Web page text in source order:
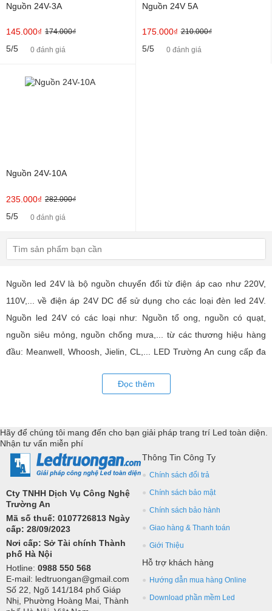
Nguồn 24V-3A
145.000₫ 174.000₫
5/5 0 đánh giá
Nguồn 24V 5A
175.000₫ 210.000₫
5/5 0 đánh giá
Nguồn 24V-10A
235.000₫ 282.000₫
5/5 0 đánh giá
Nguồn led 24V là bộ nguồn chuyển đổi từ điện áp cao như 220V,
110V,... về điện áp 24V DC để sử dụng cho các loại đèn led 24V.
Nguồn led 24V có các loại như: Nguồn tổ ong, nguồn có quạt,
nguồn siêu mỏng, nguồn chống mưa,... từ các thương hiệu hàng
đầu: Meanwell, Whoosh, Jielin, CL,... LED Trường An cung cấp đa
thuật triển khai các giải pháp công nghệ led toàn diện.
Đọc thêm
Hãy để chúng tôi mang đến cho bạn giải pháp trang trí Led toàn diện.
Nhận tư vấn miễn phí
Cty TNHH Dịch Vụ Công Nghệ
Trường An
Mã số thuế: 0107726813 Ngày
cấp: 28/09/2023
Nơi cấp: Sở Tài chính Thành
phố Hà Nội
Hotline: 0988 550 568
E-mail: ledtruongan@gmail.com
Số 22, Ngõ 141/184 phố Giáp
Nhị, Phường Hoàng Mai, Thành
Thông Tin Công Ty
Chính sách đổi trả
Chính sách bảo mật
Chính sách bảo hành
Giao hàng & Thanh toán
Giới Thiệu
Hỗ trợ khách hàng
Hướng dẫn mua hàng Online
Download phần mềm Led